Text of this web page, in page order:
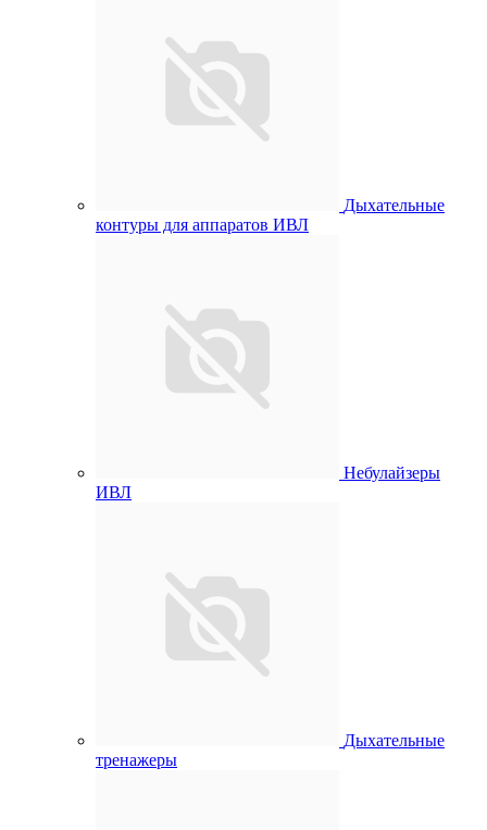
Дыхательные
контуры для аппаратов ИВЛ
Небулайзеры
ИВЛ
Дыхательные
тренажеры